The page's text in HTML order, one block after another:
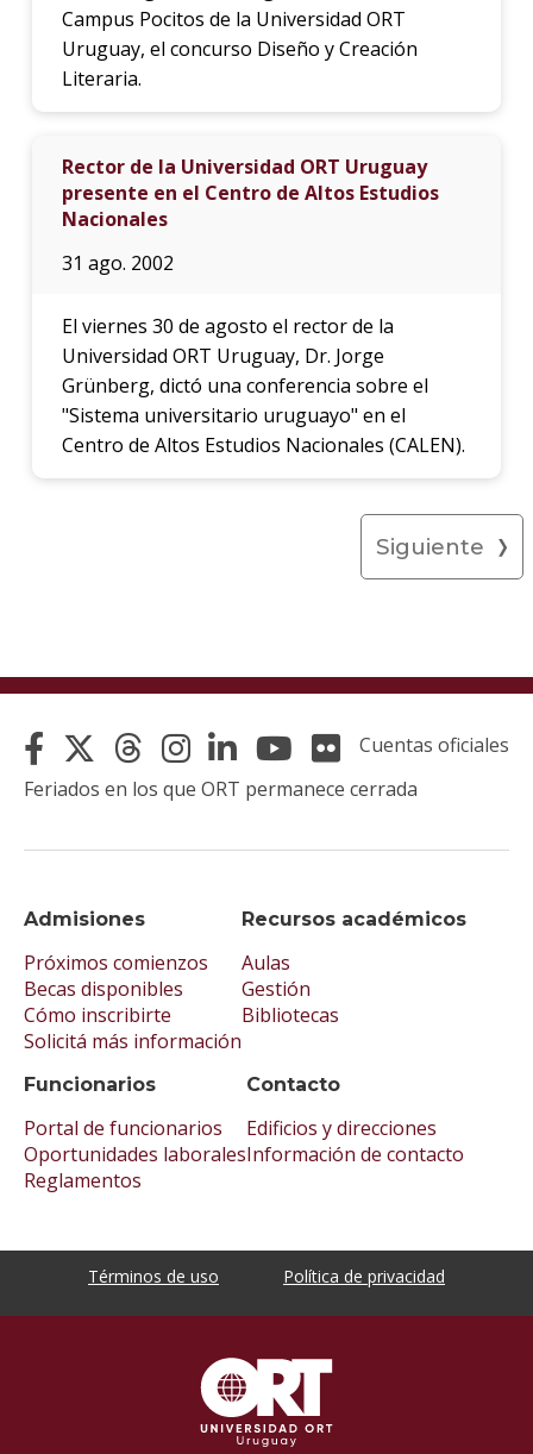
Campus Pocitos de la Universidad ORT
Uruguay, el concurso Diseño y Creación
Literaria.
Rector de la Universidad ORT Uruguay
presente en el Centro de Altos Estudios
Nacionales
31 ago. 2002
El viernes 30 de agosto el rector de la
Universidad ORT Uruguay, Dr. Jorge
Grünberg, dictó una conferencia sobre el
"Sistema universitario uruguayo" en el
Centro de Altos Estudios Nacionales (CALEN).
Siguiente
Admisiones
Próximos comienzos
Becas disponibles
Cómo inscribirte
Solicitá más información
Recursos académicos
Aulas
Gestión
Bibliotecas
Funcionarios
Portal de funcionarios
Oportunidades laborales
Reglamentos
Contacto
Edificios y direcciones
Información de contacto
Cuentas oficiales
Feriados en los que ORT permanece cerrada
Términos de uso Política de privacidad